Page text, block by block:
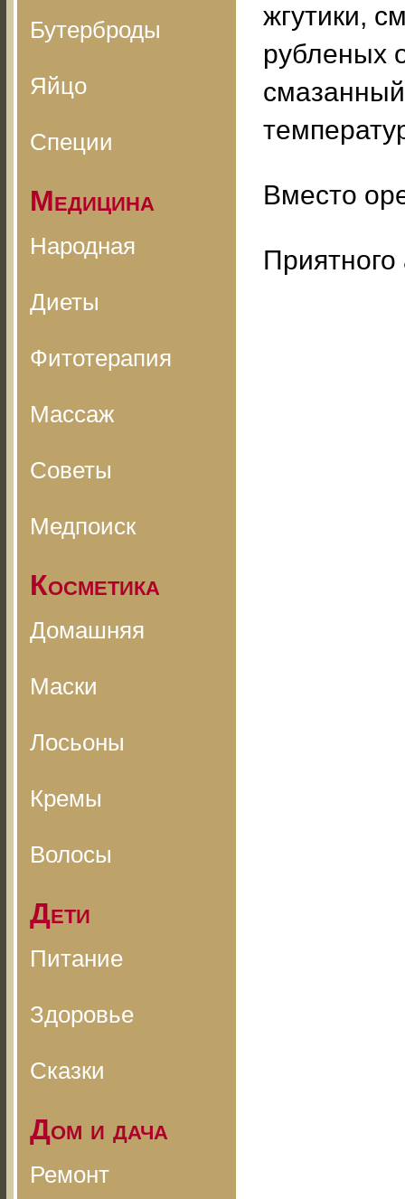
Бутерброды
Яйцо
Специи
Медицина
Народная
Диеты
Фитотерапия
Массаж
Советы
Медпоиск
Косметика
Домашняя
Маски
Лосьоны
Кремы
Волосы
Дети
Питание
Здоровье
Сказки
Дом и дача
Ремонт
жгутики,
рубленых
Вместо
Приятного